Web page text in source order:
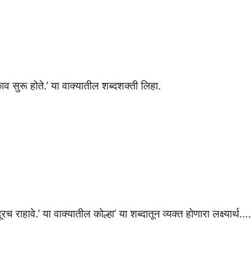
सुरू होते.’ या वाक्यातील शब्दशक्ती लिहा.
राहावे.’ या वाक्यातील कोल्हा’ या शब्दातून व्यक्त होणारा लक्ष्यार्थ….